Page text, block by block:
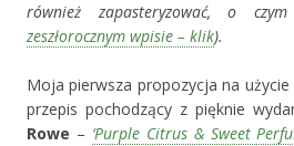
również zapasteryzować, o
zeszłorocznym wpisie – klik).
Moja pierwsza propozycja na
przepis pochodzący z pięknie
Rowe – ‘Purple Citrus & Sweet